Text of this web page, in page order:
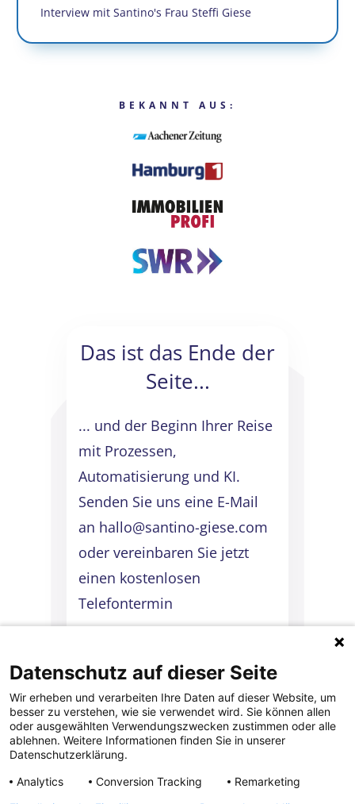
Interview mit Santino's Frau Steffi Giese
BEKANNT AUS:
Das ist das Ende der
Seite...
... und der Beginn Ihrer Reise
mit Prozessen,
Automatisierung und KI.
Senden Sie uns eine E-Mail
an hallo@santino-giese.com
oder vereinbaren Sie jetzt
einen kostenlosen
Telefontermin
KONTAKT
AUFNEHMEN
Datenschutz auf dieser Seite
Wir erheben und verarbeiten Ihre Daten auf dieser Website, um
besser zu verstehen, wie sie verwendet wird. Sie können allen
oder ausgewählten Verwendungszwecken zustimmen oder alle
ablehnen. Weitere Informationen finden Sie in unserer
Datenschutzerklärung.
Analytics
Conversion Tracking
Remarketing